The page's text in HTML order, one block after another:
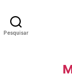
Pesquisar